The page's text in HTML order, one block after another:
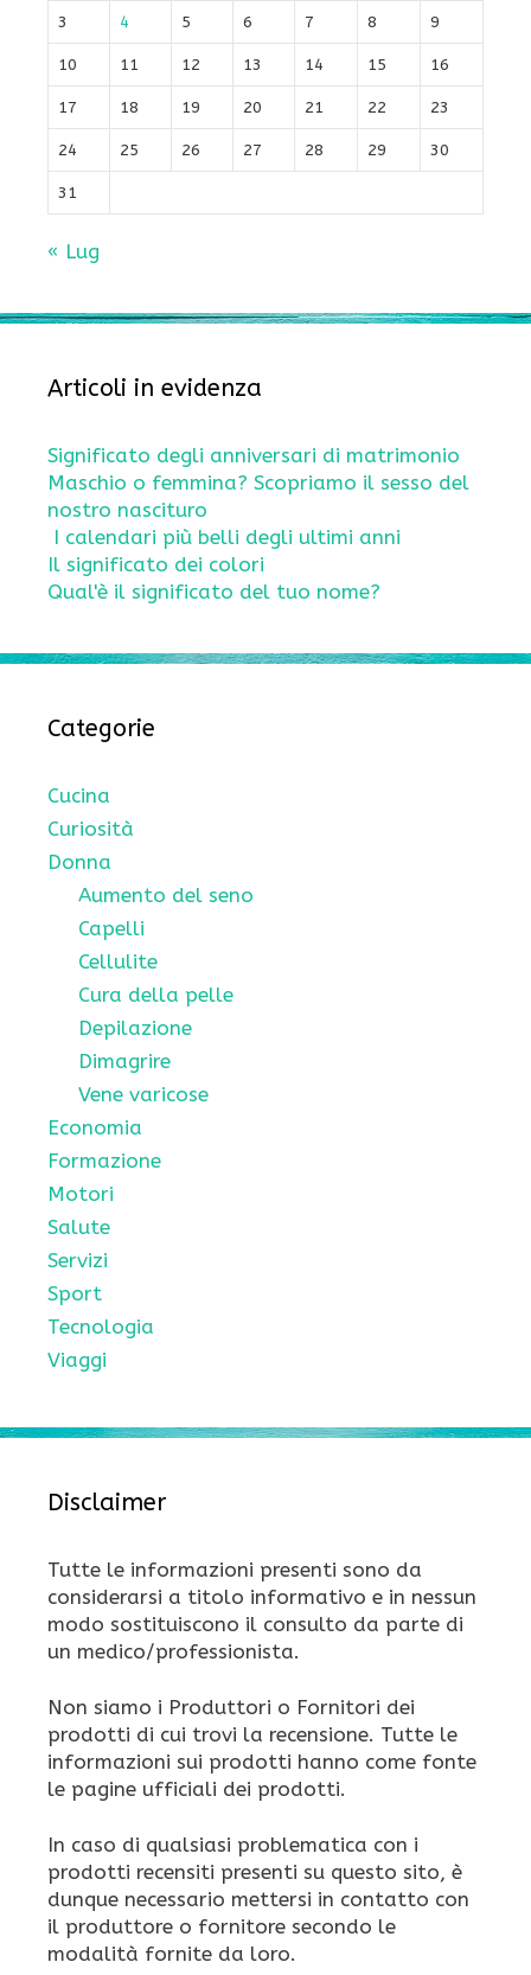
3 4 5 6 7 8 9
10 11 12 13 14 15 16
17 18 19 20 21 22 23
24 25 26 27 28 29 30
31
« Lug
Articoli in evidenza
Significato degli anniversari di matrimonio
Maschio o femmina? Scopriamo il sesso del
nostro nascituro
I calendari più belli degli ultimi anni
Il significato dei colori
Qual'è il significato del tuo nome?
Categorie
Cucina
Curiosità
Donna
Aumento del seno
Capelli
Cellulite
Cura della pelle
Depilazione
Dimagrire
Vene varicose
Economia
Formazione
Motori
Salute
Servizi
Sport
Tecnologia
Viaggi
Disclaimer
Tutte le informazioni presenti sono da
considerarsi a titolo informativo e in nessun
modo sostituiscono il consulto da parte di
un medico/professionista.
Non siamo i Produttori o Fornitori dei
prodotti di cui trovi la recensione. Tutte le
informazioni sui prodotti hanno come fonte
le pagine ufficiali dei prodotti.
In caso di qualsiasi problematica con i
prodotti recensiti presenti su questo sito, è
dunque necessario mettersi in contatto con
il produttore o fornitore secondo le
modalità fornite da loro.